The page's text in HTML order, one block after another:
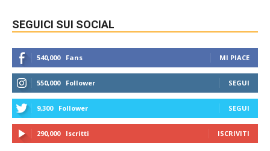
SEGUICI SUI SOCIAL
540,000 Fans MI PIACE
550,000 Follower SEGUI
9,300 Follower SEGUI
290,000 Iscritti ISCRIVITI